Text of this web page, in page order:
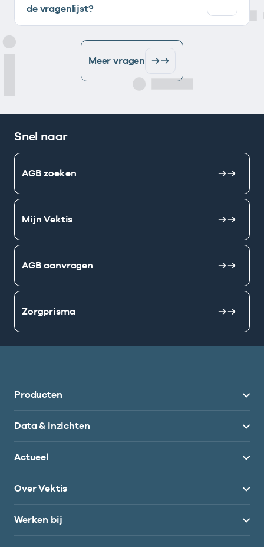
de vragenlijst?
Meer vragen
Snel naar
AGB zoeken
Mijn Vektis
AGB aanvragen
Zorgprisma
Producten
Data & inzichten
Actueel
Over Vektis
Werken bij